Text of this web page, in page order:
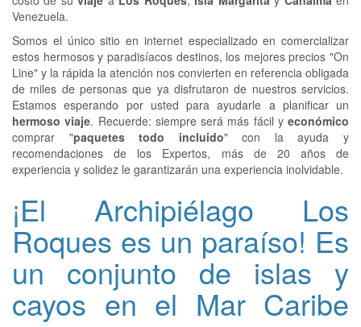
Venezuela.
Somos el único sitio en internet especializado en comercializar
estos hermosos y paradisíacos destinos, los mejores precios "On
Line" y la rápida la atención nos convierten en referencia obligada
de miles de personas que ya disfrutaron de nuestros servicios.
Estamos esperando por usted para ayudarle a planificar un
hermoso viaje. Recuerde: siempre será más fácil y económico
comprar "paquetes todo incluido" con la ayuda y
recomendaciones de los Expertos, más de 20 años de
experiencia y solidez le garantizarán una experiencia inolvidable.
¡El Archipiélago Los
Roques es un paraíso! Es
un conjunto de islas y
cayos en el Mar Caribe